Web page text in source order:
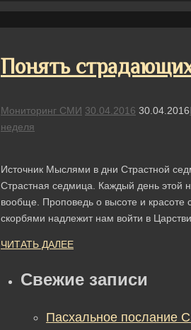
Понять
Мониторинг СМИ 30.04.2016 30.04.2016
неделя
Источник Мыслями в дни Страстной
Страстная седмица. Каждый день этой
вообще. Проповедь о высоте и красоте
скорбями надлежит нам войти в
ЧИТАТЬ ДАЛЕЕ
Свежие записи
Пасхальное послание